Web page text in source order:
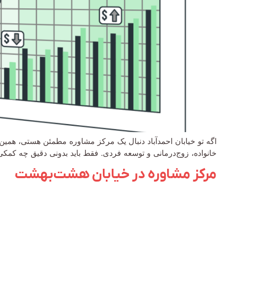
اگه تو خیابان احمدآباد دنبال یک مرکز مشاوره مطمئن
خانواده، زوج‌درمانی و توسعه فردی. فقط باید بدونی دقیق چه
مرکز مشاوره در خیابان هشت‌بهشت